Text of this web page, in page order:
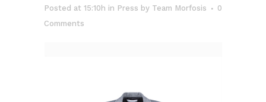
Posted at 15:10h in Press by Team Morfosis
0
Comments